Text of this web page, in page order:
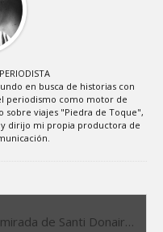
PERIODISTA
en busca de historias con
periodismo como motor de
sobre viajes "Piedra de Toque",
dirijo mi propia productora de